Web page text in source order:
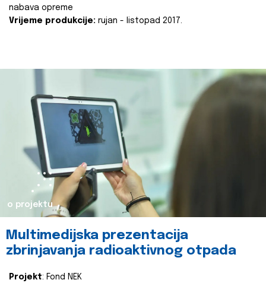
nabava opreme
Vrijeme produkcije: rujan - listopad 2017.
o projektu
Multimedijska prezentacija
zbrinjavanja radioaktivnog otpada
Projekt: Fond NEK